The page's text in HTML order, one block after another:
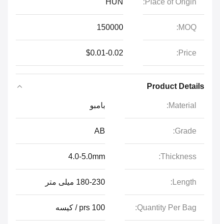
Place of Origin:
HUN
MOQ:
150000
Price:
$0.01-0.02
Product Details
Material:
Grade:
Thickness:
4.0-5.0mm
Length: 180-230 میلی متر
Quantity Per Bag: